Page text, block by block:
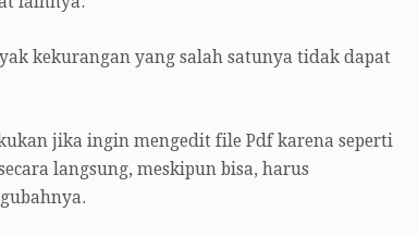
kekurangan yang salah satunya tidak dapat
jika ingin mengedit file Pdf karena seperti
langsung, meskipun bisa, harus